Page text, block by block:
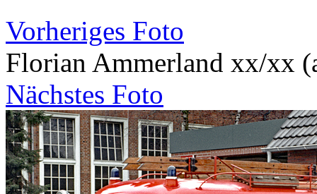
Vorheriges Foto
Florian Ammerland xx/xx
Nächstes Foto